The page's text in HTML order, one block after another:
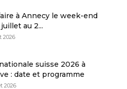
à Annecy le week-end
au 2...
2026
suisse 2026 à
: date et programme
2026